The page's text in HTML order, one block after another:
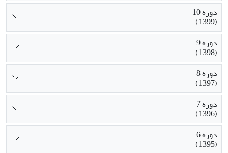
دوره 10
(1399)
دوره 9
(1398)
دوره 8
(1397)
دوره 7
(1396)
دوره 6
(1395)